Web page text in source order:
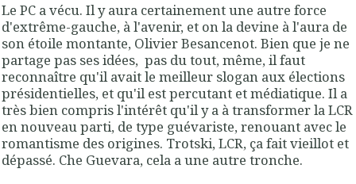
Le PC a vécu. Il y aura certainement une autre force
d'extrême-gauche, à l'avenir, et on la devine à l'aura de
son étoile montante, Olivier Besancenot. Bien que je ne
partage pas ses idées, pas du tout, même, il faut
reconnaître qu'il avait le meilleur slogan aux élections
présidentielles, et qu'il est percutant et médiatique. Il a
très bien compris l'intérêt qu'il y a à transformer la LCR
en nouveau parti, de type guévariste, renouant avec le
romantisme des origines. Trotski, LCR, ça fait vieillot et
dépassé. Che Guevara, cela a une autre tronche.